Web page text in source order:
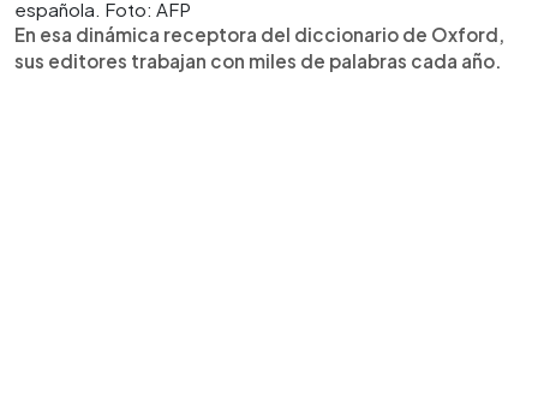
española. Foto: AFP
En esa dinámica receptora del diccionario de Oxford,
sus editores trabajan con miles de palabras cada año.